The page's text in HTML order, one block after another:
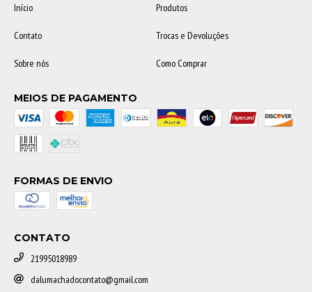
Início
Produtos
Contato Trocas e Devoluções
Sobre nós Como Comprar
MEIOS DE PAGAMENTO
FORMAS DE ENVIO
CONTATO
21995018989
dalumachadocontato@gmail.com